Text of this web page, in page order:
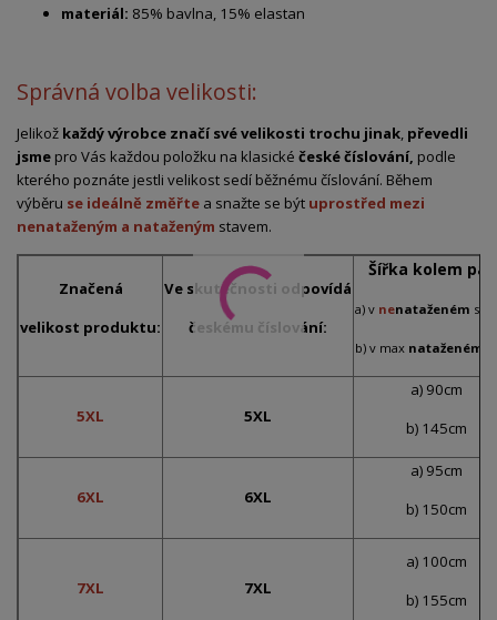
materiál: 85% bavlna, 15% elastan
Správná volba velikosti:
Jelikož každý výrobce značí své velikosti trochu jinak, převedli
jsme pro Vás každou položku na klasické české číslování, podle
kterého poznáte jestli velikost sedí běžnému číslování. Během
výběru se ideálně změřte a snažte se být uprostřed mezi
nenataženým a nataženým stavem.
Značená
velikost produktu:
Ve skutečnosti odpovídá
českému číslování:
Šířka kolem
a) v nenataženém
b) v max nataženém
5XL 5XL
a) 90cm
b) 145cm
6XL 6XL
a) 95cm
b) 150cm
7XL 7XL
a) 100cm
b) 155cm